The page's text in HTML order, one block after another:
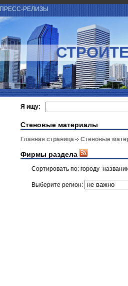
ПРЕСС-РЕЛИЗЫ
Я ищу:
Стеновые материалы
Главная страница Стеновые
Фирмы раздела
Сортировать по: городу
Выберите регион: